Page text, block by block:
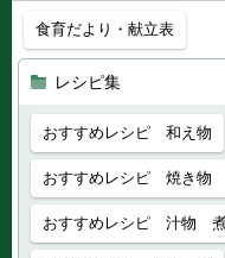
食育だより・献立表
レシピ集
おすすめレシピ 和え物
おすすめレシピ 焼き
おすすめレシピ 汁物